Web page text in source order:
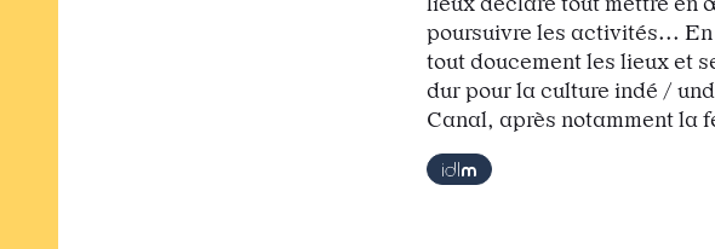
poursuivre les activités...
tout doucement les lieux et
dur pour la culture indé /
Canal, après notamment la